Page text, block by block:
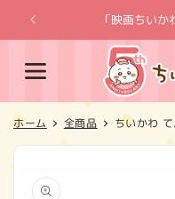
ンツに
進む
「映画ちいか
ホーム 全商品 ちいかわ
報にス